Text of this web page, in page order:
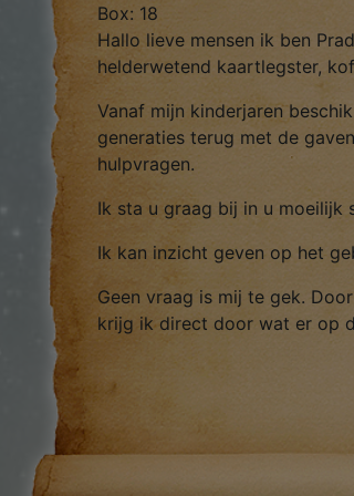
Box: 18
Hallo lieve mensen ik ben
helderwetend kaartlegster,
Vanaf mijn kinderjaren
generaties terug met de
hulpvragen.
Ik sta u graag bij in u moeilijk
Ik kan inzicht geven op het
Geen vraag is mij te gek.
krijg ik direct door wat er op
Ik sta ook op Beurzen door
In Licht en Liefde